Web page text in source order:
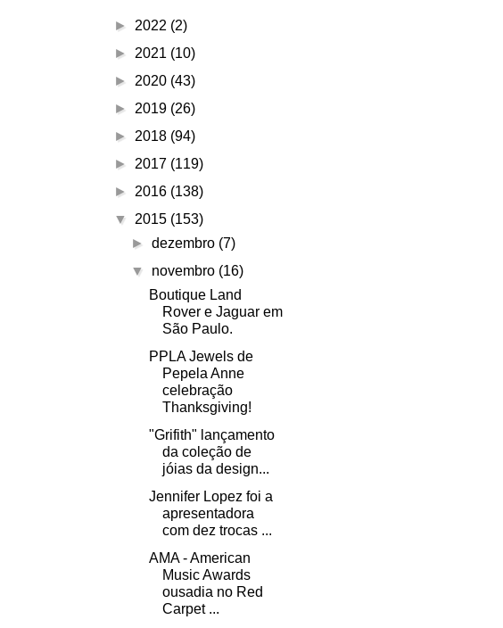
► 2022 (2)
► 2021 (10)
► 2020 (43)
► 2019 (26)
► 2018 (94)
► 2017 (119)
► 2016 (138)
▼ 2015 (153)
►dezembro (7)
▼ novembro (16)
Boutique Land
Rover e Jaguar em
São Paulo.
PPLA Jewels de
Pepela Anne
celebração
Thanksgiving!
"Grifith" lançamento
da coleção de
jóias da design...
Jennifer Lopez foi a
apresentadora
com dez trocas ...
AMA - American
Music Awards
ousadia no Red
Carpet ...